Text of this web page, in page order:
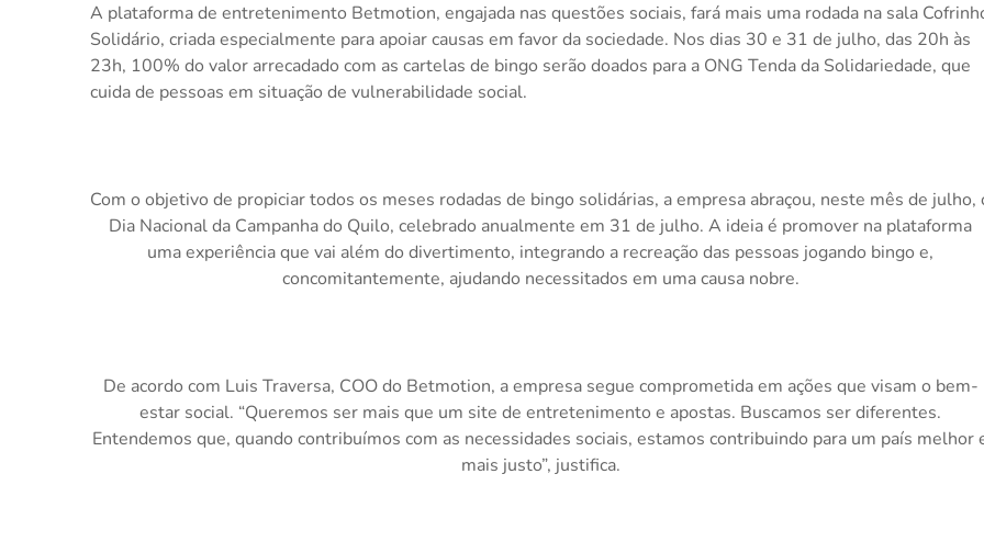
A plataforma de entretenimento Betmotion, engajada nas questões sociais, fará mais uma rodada na sala
Solidário, criada especialmente para apoiar causas em favor da sociedade. Nos dias 30 e 31 de julho, das 20h às
23h, 100% do valor arrecadado com as cartelas de bingo serão doados para a ONG Tenda da Solidariedade, que
cuida de pessoas em situação de vulnerabilidade social.
Com o objetivo de propiciar todos os meses rodadas de bingo solidárias, a empresa abraçou, neste mês de julho,
Dia Nacional da Campanha do Quilo, celebrado anualmente em 31 de julho. A ideia é promover na plataforma
uma experiência que vai além do divertimento, integrando a recreação das pessoas jogando bingo e,
concomitantemente, ajudando necessitados em uma causa nobre.
De acordo com Luis Traversa, COO do Betmotion, a empresa segue comprometida em ações que visam o bem-
estar social. “Queremos ser mais que um site de entretenimento e apostas. Buscamos ser diferentes.
Entendemos que, quando contribuímos com as necessidades sociais, estamos contribuindo para um país melhor
mais justo”, justifica.